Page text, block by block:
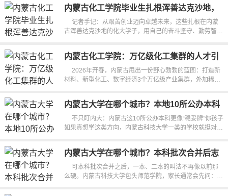
内蒙古化工学院毕业生扎根浑善达克沙地，
坚守煤制天然气一线
记者手记：从艰苦创业迈向卓越未来，这些扎根在内蒙
古浑善达克沙地的化大学子，用自己的奋斗坚守、勤劳智
内蒙古化工学院：万亿级化工集群的人才引
2026年开春，内蒙古甩出一份野心勃勃的蓝图：打造新
材料、新型化工、数字经济3个万亿级产业集群，外加稀
内蒙古大学在哪个城市？本地10所公办本科
更稳妥
不只盯内大：内蒙古这10所公办本科更像“稳妥牌”你孩子
如果真想学这类方向，内蒙古科技大学一类的学校就挺对
内蒙古大学在哪个城市？本科批次合并后志
愿怎么填
可本科批次合并之后，一本、二本的叫法不再像以前那
么硬。内蒙古科技大学包头师范学院，家长通常会先问：以